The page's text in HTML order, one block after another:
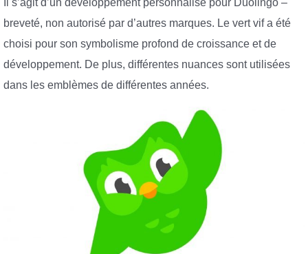
Il s’agit d’un développement personnalisé pour Duolingo –
breveté, non autorisé par d’autres marques. Le vert vif a été
choisi pour son symbolisme profond de croissance et de
développement. De plus, différentes nuances sont utilisées
dans les emblèmes de différentes années.